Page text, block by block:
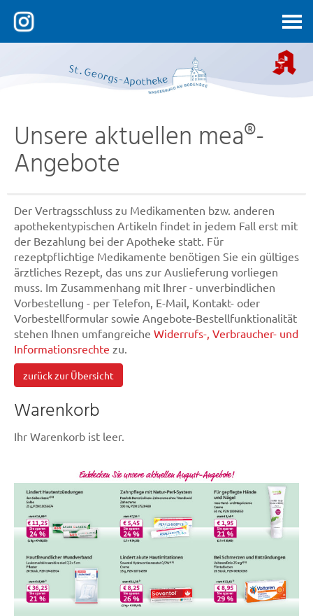
Kontakt
Unsere aktuellen mea®-
Angebote
Der Vertragsschluss zu Medikamenten bzw. anderen
apothekentypischen Artikeln findet in jedem Fall erst mit
der Bezahlung bei der Apotheke statt. Für
rezeptpflichtige Medikamente benötigen Sie ein gültiges
ärztliches Rezept, das uns zur Auslieferung vorliegen
muss. Im Zusammenhang mit Ihrer - unverbindlichen
Vorbestellung - per Telefon, E-Mail, Kontakt- oder
Vorbestellformular sowie Angebote-Bestellfunktionalität
stehen Ihnen umfangreiche Widerrufs-, Verbraucher- und
Informationsrechte zu.
zurück zur Übersicht
Warenkorb
Ihr Warenkorb ist leer.